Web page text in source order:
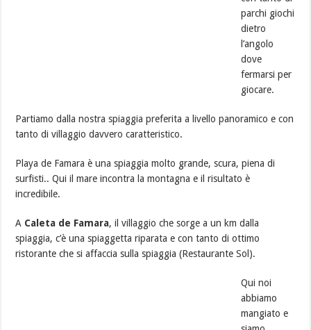
parchi giochi
dietro
l’angolo
dove
fermarsi per
giocare.
Partiamo dalla nostra spiaggia preferita a livello panoramico e con
tanto di villaggio davvero caratteristico.
Playa de Famara è una spiaggia molto grande, scura, piena di
surfisti.. Qui il mare incontra la montagna e il risultato è
incredibile.
A Caleta de Famara, il villaggio che sorge a un km dalla
spiaggia, c’è una spiaggetta riparata e con tanto di ottimo
ristorante che si affaccia sulla spiaggia (Restaurante Sol).
Qui noi
abbiamo
mangiato e